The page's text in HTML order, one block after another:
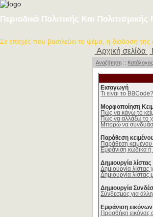
Περιοδικό Πολιτικής Και
Σε εποχές που βασιλεύει το ψέμα, η διάδοση της
Αρχική σελίδα
Αναζήτηση ::
Εισαγωγή
Τι είναι το BBCode?
Μορφοποίηση
Πώς να κάνω το
Πώς να αλλάξω το
Μπορώ να
Παράθεση
Παράθεση
Εμφάνιση κώδικα ή
Δημιουργία λίστας
Δημιουργία λίστας
Δημιουργία λίστας
Δημιουργία
Σύνδεσμος για
Εμφάνιση
Προσθήκη εικόνας